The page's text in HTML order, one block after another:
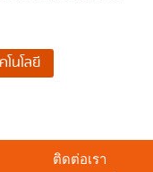
ติดต่อเรา